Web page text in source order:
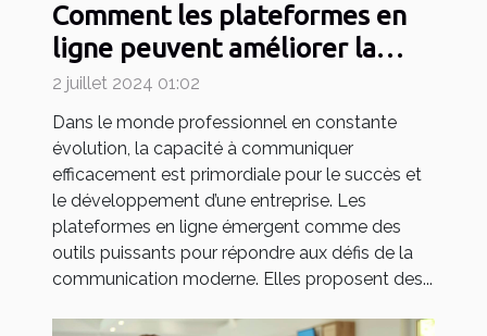
Comment les plateformes en
ligne peuvent améliorer la
communication en entreprise
2 juillet 2024 01:02
Dans le monde professionnel en constante
évolution, la capacité à communiquer
efficacement est primordiale pour le succès et
le développement d’une entreprise. Les
plateformes en ligne émergent comme des
outils puissants pour répondre aux défis de la
communication moderne. Elles proposent des...